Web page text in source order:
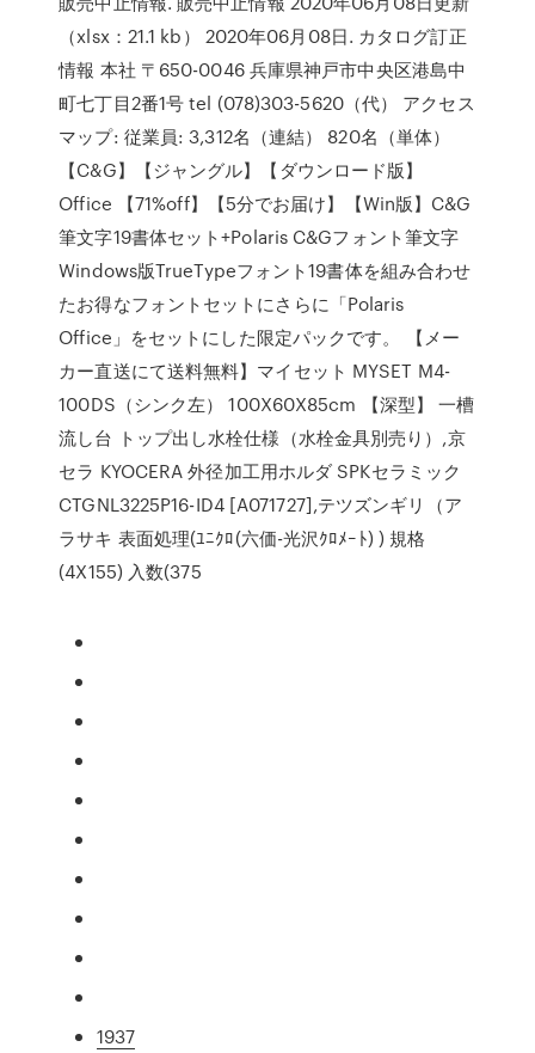
（xlsx：21.1 kb） 2020年06月08日. カタログ訂正
情報 本社 〒650-0046 兵庫県神戸市中央区港島中
町七丁目2番1号 tel (078)303-5620（代） アクセス
マップ: 従業員: 3,312名（連結） 820名（単体）
【C&G】【ジャングル】【ダウンロード版】
Office 【71%off】【5分でお届け】【Win版】C&G
筆文字19書体セット+Polaris C&Gフォント筆文字
Windows版TrueTypeフォント19書体を組み合わせ
たお得なフォントセットにさらに「Polaris
Office」をセットにした限定パックです。 【メー
カー直送にて送料無料】マイセット MYSET M4-
100DS（シンク左） 100X60X85cm 【深型】 一槽
流し台 トップ出し水栓仕様（水栓金具別売り）,京
セラ KYOCERA 外径加工用ホルダ SPKセラミック
CTGNL3225P16-ID4 [A071727],テツズンギリ（ア
ラサキ 表面処理(ﾕﾆｸﾛ(六価-光沢ｸﾛﾒｰﾄ) ) 規格
(4X155) 入数(375
1937